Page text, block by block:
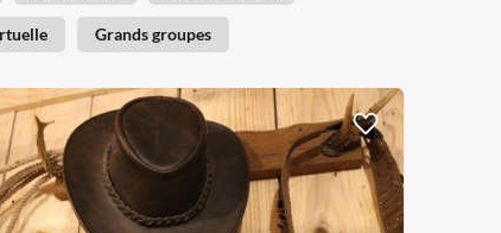
Grands groupes